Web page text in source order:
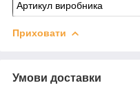
Артикул виробника
Приховати
Умови доставки